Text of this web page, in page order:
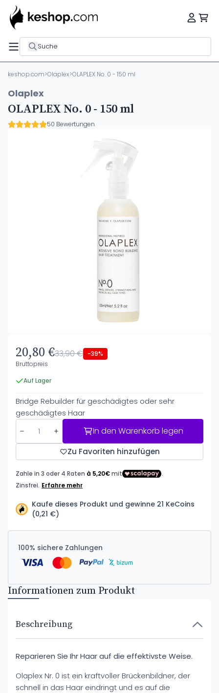
Suche
keshop.com>Olaplex>OLAPLEX No. 0 - 150 ml
Olaplex
OLAPLEX No. 0 - 150 ml
50 Bewertungen
20,80 €33,90 € -39%
Bruttopreis
Auf Lager
Bridge Rebuilder für geschädigtes oder sehr
geschädigtes Haar
In den Warenkorb legen
Zu Favoriten hinzufügen
Kaufe dieses Produkt und gewinne 21 KeCoins
(0,21 €)
100% sichere Zahlungen
Informationen zum Produkt
Beschreibung
Reparieren Sie Ihr Haar auf die effektivste Weise.
Olaplex Nr. 0 ist ein kraftvoller Brückenbildner, der
schnell in das Haar eindringt und es auf die